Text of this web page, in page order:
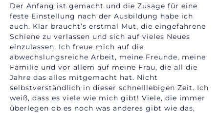
Der Anfang ist gemacht und die Zusage für eine
feste Einstellung nach der Ausbildung habe ich
auch. Klar braucht’s erstmal Mut, die eingefahrene
Schiene zu verlassen und sich auf vieles Neues
einzulassen. Ich freue mich auf die
abwechslungsreiche Arbeit, meine Freunde, meine
Familie und vor allem auf meine Frau, die all die
Jahre das alles mitgemacht hat. Nicht
selbstverständlich in dieser schnelllebigen Zeit. Ich
weiß, dass es viele wie mich gibt! Viele, die immer
überlegen ob es noch was anderes gibt wie das,